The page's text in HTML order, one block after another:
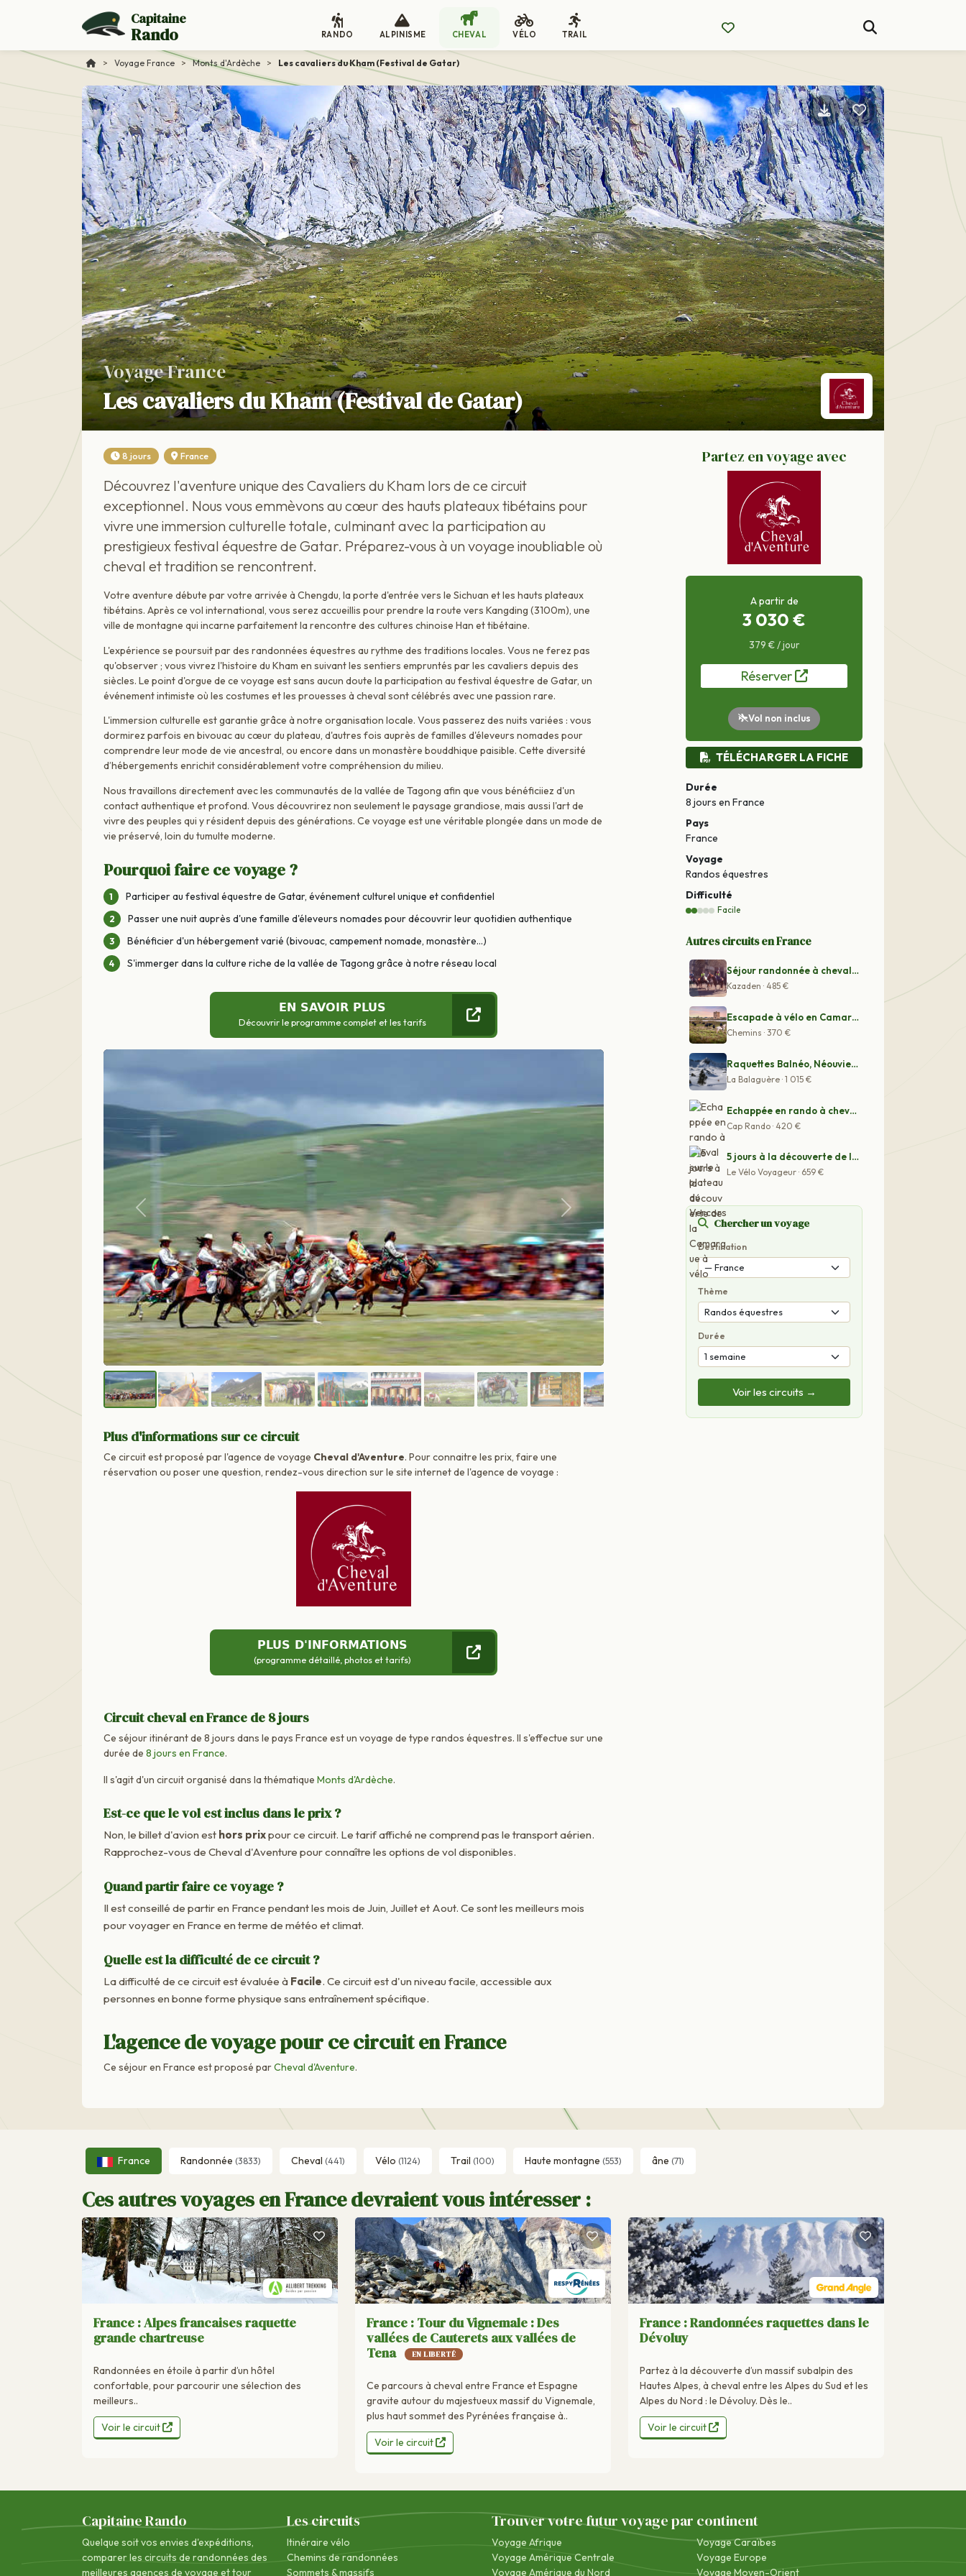
Capitaine
Rando RANDO ALPINISME CHEVAL VÉLO TRAIL
> Voyage France > Monts d'Ardèche > Les cavaliers du Kham (Festival de Gatar)
Voyage France
Les cavaliers du Kham (Festival de Gatar)
8 jours France
Découvrez l'aventure unique des Cavaliers du Kham lors de ce circuit
exceptionnel. Nous vous emmèvons au cœur des hauts plateaux tibétains pour
vivre une immersion culturelle totale, culminant avec la participation au
prestigieux festival équestre de Gatar. Préparez-vous à un voyage inoubliable où
cheval et tradition se rencontrent.
Votre aventure débute par votre arrivée à Chengdu, la porte d'entrée vers le Sichuan et les hauts plateaux
tibétains. Après ce vol international, vous serez accueillis pour prendre la route vers Kangding (3100m), une
ville de montagne qui incarne parfaitement la rencontre des cultures chinoise Han et tibétaine.
L'expérience se poursuit par des randonnées équestres au rythme des traditions locales. Vous ne ferez pas
qu'observer ; vous vivrez l'histoire du Kham en suivant les sentiers empruntés par les cavaliers depuis des
siècles. Le point d'orgue de ce voyage est sans aucun doute la participation au festival équestre de Gatar, un
événement intimiste où les costumes et les prouesses à cheval sont célébrés avec une passion rare.
L'immersion culturelle est garantie grâce à notre organisation locale. Vous passerez des nuits variées : vous
dormirez parfois en bivouac au cœur du plateau, d'autres fois auprès de familles d'éleveurs nomades pour
comprendre leur mode de vie ancestral, ou encore dans un monastère bouddhique paisible. Cette diversité
d’hébergements enrichit considérablement votre compréhension du milieu.
Nous travaillons directement avec les communautés de la vallée de Tagong afin que vous bénéficiiez d'un
contact authentique et profond. Vous découvrirez non seulement le paysage grandiose, mais aussi l'art de
vivre des peuples qui y résident depuis des générations. Ce voyage est une véritable plongée dans un mode de
vie préservé, loin du tumulte moderne.
Pourquoi faire ce voyage ?
Participer au festival équestre de Gatar, événement culturel unique et confidentiel
Passer une nuit auprès d'une famille d'éleveurs nomades pour découvrir leur quotidien authentique
Bénéficier d'un hébergement varié (bivouac, campement nomade, monastère...)
S'immerger dans la culture riche de la vallée de Tagong grâce à notre réseau local
EN SAVOIR PLUS
Découvrir le programme complet et les tarifs
Précédent Suivant
Plus d'informations sur ce circuit
Ce circuit est proposé par l'agence de voyage Cheval d'Aventure. Pour connaitre les prix, faire une
réservation ou poser une question, rendez-vous direction sur le site internet de l'agence de voyage :
PLUS D'INFORMATIONS
(programme détaillé, photos et tarifs)
Circuit cheval en France de 8 jours
Ce séjour itinérant de 8 jours dans le pays France est un voyage de type randos équestres. Il s'effectue sur une
durée de 8 jours en France.
Il s'agit d'un circuit organisé dans la thématique Monts d'Ardèche.
Est-ce que le vol est inclus dans le prix ?
Non, le billet d'avion est hors prixpour ce circuit. Le tarif affiché ne comprend pas le transport aérien.
Rapprochez-vous de Cheval d'Aventure pour connaître les options de vol disponibles.
Quand partir faire ce voyage ?
Il est conseillé de partir en France pendant les mois de Juin, Juillet et Aout. Ce sont les meilleurs mois
pour voyager en France en terme de météo et climat.
Quelle est la difficulté de ce circuit ?
La difficulté de ce circuit est évaluée à Facile. Ce circuit est d'un niveau facile, accessible aux
personnes en bonne forme physique sans entraînement spécifique.
Partez en voyage avec
A partir de
3 030 €
379 € / jour
Réserver
Vol non inclus
TÉLÉCHARGER LA FICHE
Durée
8 jours en France
Pays
France
Voyage
Randos équestres
Difficulté
Facile
Autres circuits en France
Séjour randonnée à cheval dans les Landes
Kazaden · 485 €
Escapade à vélo en Camargue par le Petit Rhône
Chemins · 370 €
Raquettes Balnéo, Néouvielle Gavarnie
La Balaguère · 1 015 €
Echappée en rando à cheval sur le plateau du Vercors
Cap Rando · 420 €
5 jours à la découverte de la Camargue à vélo
Le Vélo Voyageur · 659 €
Chercher un voyage
Destination
Thème
Durée
Voir les circuits →
L'agence de voyage pour ce circuit en France
Ce séjour en France est proposé parCheval d'Aventure.
France Randonnée (3833) Cheval (441) Vélo (1124) Trail (100) Haute montagne (553) âne (71)
Ces autres voyages en France devraient vous intéresser :
France : Alpes francaises raquette
grande chartreuse
Randonnées en étoile à partir d’un hôtel
confortable, pour parcourir une sélection des
meilleurs..
Voir le circuit
France : Tour du Vignemale : Des
vallées de Cauterets aux vallées de
Tena
EN LIBERTÉ
Ce parcours à cheval entre France et Espagne
gravite autour du majestueux massif du Vignemale,
plus haut sommet des Pyrénées française à..
Voir le circuit
France : Randonnées raquettes dans le
Dévoluy
Partez à la découverte d’un massif subalpin des
Hautes Alpes, à cheval entre les Alpes du Sud et les
Alpes du Nord : le Dévoluy. Dès le..
Voir le circuit
Capitaine Rando
Quelque soit vos envies d'expéditions,
comparer les circuits de randonnées des
meilleures agences de voyage et tour
Les circuits
Itinéraire vélo
Chemins de randonnées
Sommets & massifs
Trouver votre futur voyage par continent
Voyage Afrique
Voyage Amérique Centrale
Voyage Amérique du Nord
Voyage Caraïbes
Voyage Europe
Voyage Moyen-Orient